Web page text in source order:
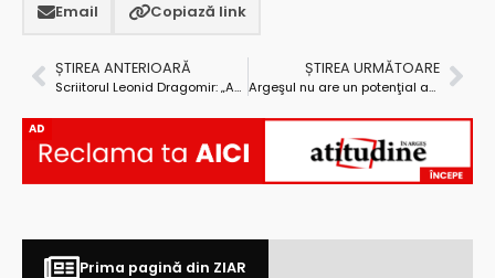
Email Copiază link
ȘTIREA ANTERIOARĂ
Scriitorul Leonid Dragomir: „Am făcut filozofie dintr-o nevoie de a compensa ceea ce nu-mi oferea medicina”
ȘTIREA URMĂTOARE
Argeşul nu are un potenţial agricol maxim, dar are o agricultură bine structurată şi dezvoltată
AD
Prima pagină din ZIAR